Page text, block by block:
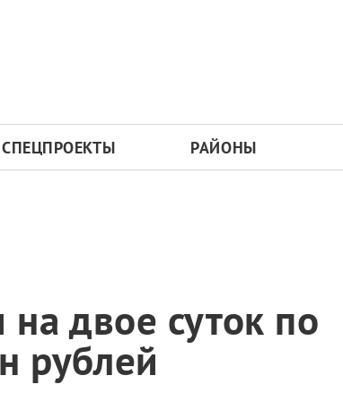
СПЕЦПРОЕКТЫ РАЙОНЫ
двое суток по
рублей